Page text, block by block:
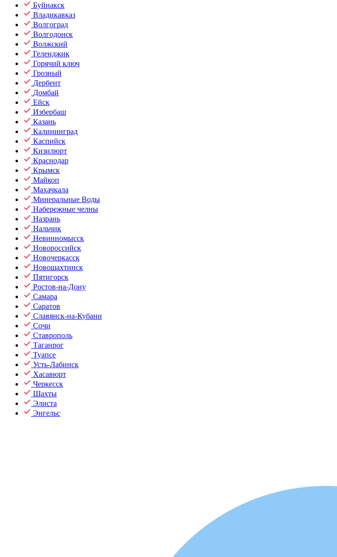
Буйнакск
Владикавказ
Волгоград
Волгодонск
Волжский
Геленджик
Горячий ключ
Грозный
Дербент
Домбай
Ейск
Избербаш
Казань
Калининград
Каспийск
Кизилюрт
Краснодар
Крымск
Майкоп
Махачкала
Минеральные Воды
Набережные челны
Назрань
Нальчик
Невинномысск
Новороссийск
Новочеркасск
Новошахтинск
Пятигорск
Ростов-на-Дону
Самара
Саратов
Славянск-на-Кубани
Сочи
Ставрополь
Таганрог
Туапсе
Усть-Лабинск
Хасавюрт
Черкесск
Шахты
Элиста
Энгельс